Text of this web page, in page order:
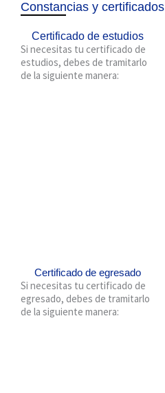
Constancias y certificados
Certificado de estudios
Si necesitas tu certificado de
estudios, debes de tramitarlo
de la siguiente manera:
Certificado de egresado
Si necesitas tu certificado de
egresado, debes de tramitarlo
de la siguiente manera: